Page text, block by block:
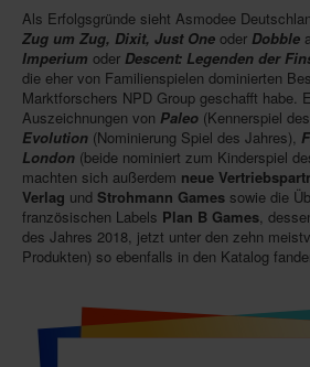
Neuheiten-New Games
Köpfe-Heads
Preise-Awards
Branchen-/Wirtschaftsnews
Interviews
Crowdfunding
Veranstaltungen-Events
Archivierte Meldungen-News
Als Erfolgsgründe sieht Asmodee
Zug um Zug, Dixit, Just One oder Dobble
Imperium oder Descent: Legenden der
die eher von Familienspielen dominierten
Marktforschers NPD Group geschafft habe.
Auszeichnungen von Paleo (Kennerspiel
Evolution (Nominierung Spiel des Jahres),
London (beide nominiert zum Kinderspiel
machten sich außerdem neue
Verlag und Strohmann Games sowie die
französischen Labels Plan B Games ,
des Jahres 2018, jetzt unter den zehn
Produkten) so ebenfalls in den Katalog